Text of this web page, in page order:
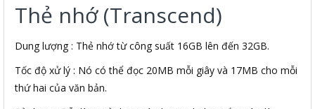
Thẻ nhớ (Transcend)
Dung lượng : Thẻ nhớ từ công suất 16GB lên đến 32GB.
Tốc độ xử lý : Nó có thể đọc 20MB mỗi giây và 17MB cho mỗi
thứ hai của văn bản.